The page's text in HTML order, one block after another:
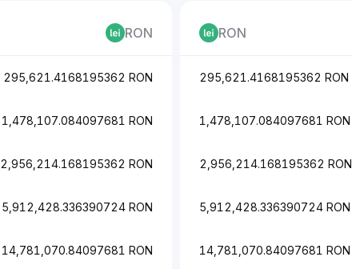
RON
295,621.4168195362 RON
1,478,107.084097681 RON
2,956,214.168195362 RON
5,912,428.336390724 RON
14,781,070.84097681 RON
RON
295,621.4168195362 RON
1,478,107.084097681 RON
2,956,214.168195362 RON
5,912,428.336390724 RON
14,781,070.84097681 RON